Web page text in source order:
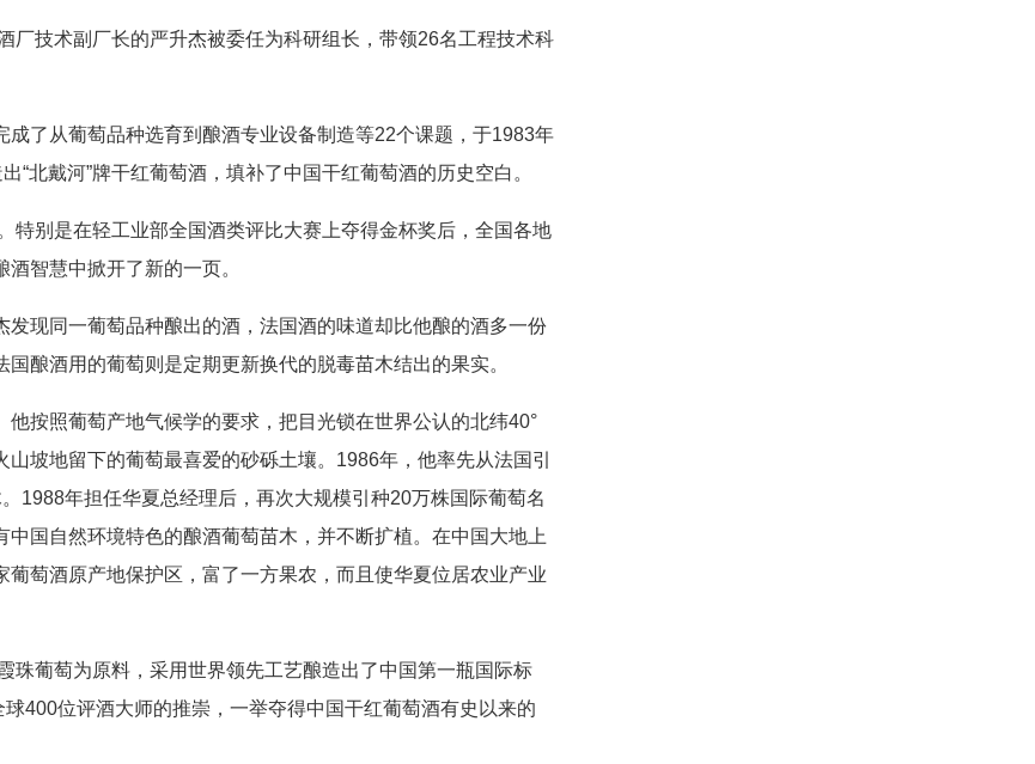
技术副厂长的严升杰被委任为科研组长，带领26名工程技术科
了从葡萄品种选育到酿酒专业设备制造等22个课题，于1983年
“北戴河”牌干红葡萄酒，填补了中国干红葡萄酒的历史空白。
别是在轻工业部全国酒类评比大赛上夺得金杯奖后，全国各地
智慧中掀开了新的一页。
现同一葡萄品种酿出的酒，法国酒的味道却比他酿的酒多一份
酿酒用的葡萄则是定期更新换代的脱毒苗木结出的果实。
照葡萄产地气候学的要求，把目光锁在世界公认的北纬40°
坡地留下的葡萄最喜爱的砂砾土壤。1986年，他率先从法国引
1988年担任华夏总经理后，再次大规模引种20万株国际葡萄名
国自然环境特色的酿酒葡萄苗木，并不断扩植。在中国大地上
萄酒原产地保护区，富了一方果农，而且使华夏位居农业产业
葡萄为原料，采用世界领先工艺酿造出了中国第一瓶国际标
400位评酒大师的推崇，一举夺得中国干红葡萄酒有史以来的